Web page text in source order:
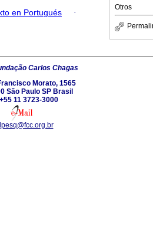
Otros
en Portugués
·
Carlos Chagas
Morato, 1565
São Paulo SP Brasil
11 3723-3000